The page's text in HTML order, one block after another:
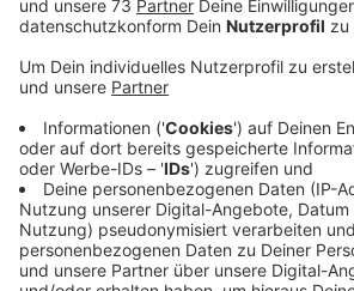
Anzeige
Direkt in die Arme der Polizei
Anzeige
Denn sie sind mit ihrer Aktion direkt in